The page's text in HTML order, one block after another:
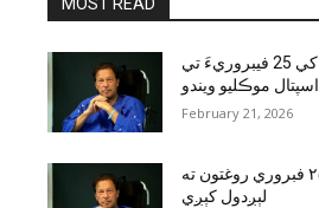
عمران خان کي 25 فيبروريءَ تي
اسپتال موڪليو ويندو
February 21, 2026
عمران خان به ۲۵ فبروري روغتون ته
لېږدول کېږي